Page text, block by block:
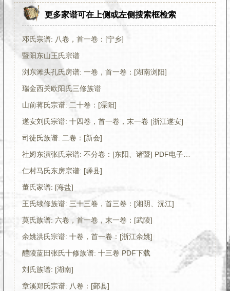
更多家谱可在上侧或左侧搜索框检索
邓氏宗谱: 八卷，首一卷：[宁乡]
暨阳东山王氏宗谱
浏东滩头孔氏房谱: 一卷，首一卷：[湖南浏阳]
瑞金西关欧阳氏三修族谱
山前蒋氏宗谱: 二十卷：[溧阳]
遂安刘氏宗谱: 十四卷，首一卷，末一卷 [浙江遂安]
司徒氏族谱: 二卷：[新会]
社姆东演张氏宗谱: 不分卷：[东阳、诸暨] PDF电子版下载
仁村马氏东房宗谱: [嵊县]
董氏家谱: [海盐]
王氏续修族谱: 三十三卷，首三卷：[湘阴、沅江]
莫氏族谱: 六卷，首一卷，末一卷：[武陵]
余姚洪氏宗谱: 十卷，首一卷：[浙江余姚]
醴陵蓝田张氏十修族谱: 十三卷 PDF下载
刘氏族谱: [湖南]
章溪郑氏宗谱: 八卷：[鄞县]